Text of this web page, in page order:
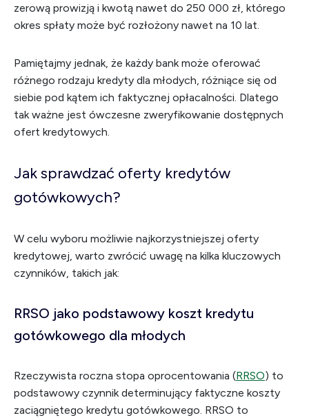
zerową prowizją i kwotą nawet do 250 000 zł, którego
okres spłaty może być rozłożony nawet na 10 lat.
Pamiętajmy jednak, że każdy bank może oferować
różnego rodzaju kredyty dla młodych, różniące się od
siebie pod kątem ich faktycznej opłacalności. Dlatego
tak ważne jest ówczesne zweryfikowanie dostępnych
ofert kredytowych.
Jak sprawdzać oferty kredytów
gotówkowych?
W celu wyboru możliwie najkorzystniejszej oferty
kredytowej, warto zwrócić uwagę na kilka kluczowych
czynników, takich jak:
RRSO jako podstawowy koszt kredytu
gotówkowego dla młodych
Rzeczywista roczna stopa oprocentowania (RRSO) to
podstawowy czynnik determinujący faktyczne koszty
zaciągniętego kredytu gotówkowego. RRSO to